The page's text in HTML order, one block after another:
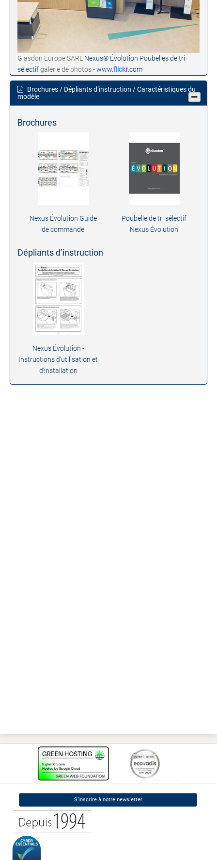
Glasdon Europe SARL Nexus® Évolution Poubelles de tri
sélectifgalerie de photos -www.flickr.com
Brochures / Dépliants d’instruction / Caractéristiques du
modèle
Brochures
Nexus Évolution Guide
de commande
Poubelle de tri sélectif
Nexus Évolution
Dépliants d’instruction
Nexus Évolution -
Instructions d’utilisation et
d’installation
S’inscrire à notre newsletter